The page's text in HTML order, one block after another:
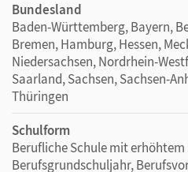
Bundesland
Baden-Württemberg, Bayern,
Bremen, Hamburg, Hessen,
Niedersachsen, Nordrhein-
Saarland, Sachsen, Sachsen-
Thüringen
Schulform
Berufliche Schule mit
Berufsgrundschuljahr,